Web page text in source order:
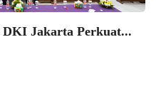
Jakarta Perkuat...